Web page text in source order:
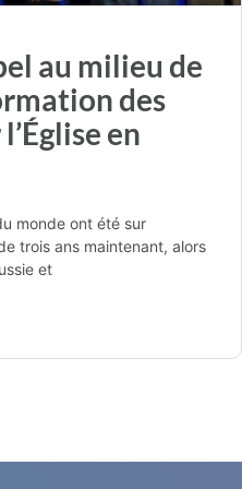
au milieu de
des
en
monde ont été sur
trois ans maintenant, alors
et